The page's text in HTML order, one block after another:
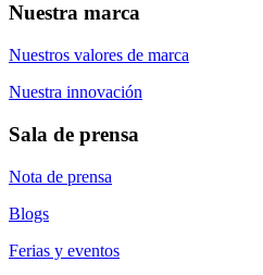
Nuestra marca
Nuestros valores de marca
Nuestra innovación
Sala de prensa
Nota de prensa
Blogs
Ferias y eventos